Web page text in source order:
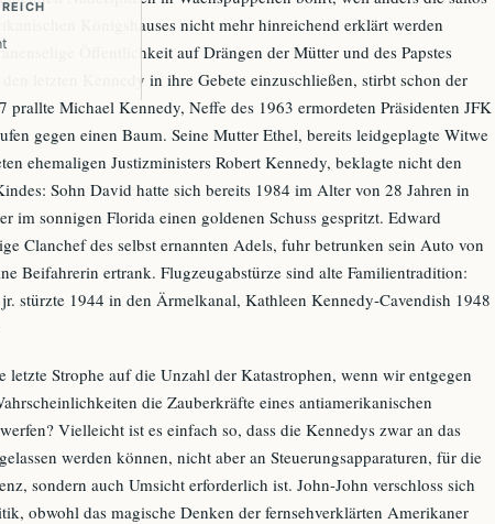
Königshauses nicht mehr hinreichend erklärt werden
Öffentlichkeit auf Drängen der Mütter und des Papstes
den letzten Kennedy in ihre Gebete einzuschließen, stirbt schon der
prallte Michael Kennedy, Neffe des 1963 ermordeten Präsidenten JFK
gegen einen Baum. Seine Mutter Ethel, bereits leidgeplagte Witwe
ehemaligen Justizministers Robert Kennedy, beklagte nicht den
Sohn David hatte sich bereits 1984 im Alter von 28 Jahren in
im sonnigen Florida einen goldenen Schuss gespritzt. Edward
Clanchef des selbst ernannten Adels, fuhr betrunken sein Auto von
Beifahrerin ertrank. Flugzeugabstürze sind alte Familientradition:
stürzte 1944 in den Ärmelkanal, Kathleen Kennedy-Cavendish 1948
letzte Strophe auf die Unzahl der Katastrophen, wenn wir entgegen
die Zauberkräfte eines antiamerikanischen
Vielleicht ist es einfach so, dass die Kennedys zwar an das
werden können, nicht aber an Steuerungsapparaturen, für die
sondern auch Umsicht erforderlich ist. John-John verschloss sich
obwohl das magische Denken der fernsehverklärten Amerikaner